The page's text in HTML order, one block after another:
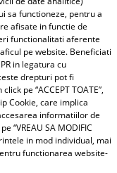
sa functioneze, pentru a
afisate in functie de
functionalitati aferente
pe website. Beneficiati
in legatura cu
drepturi pot fi
click pe “ACCEPT TOATE”,
Cookie, care implica
informatiilor de
“VREAU SA MODIFIC
in mod individual, mai
functionarea website-